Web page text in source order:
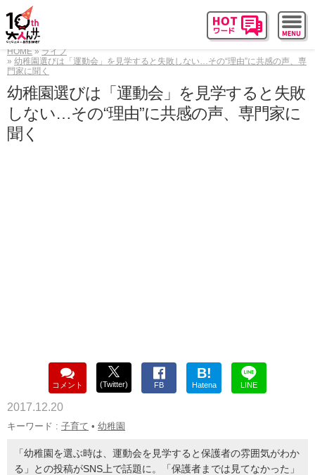
HOME
ライフ
幼稚園選びは「運動会」を見学すると失敗しない…その“理由”に共感の声、専
門家に聞く
幼稚園選びは「運動会」を見学すると失敗
しない…その“理由”に共感の声、専門家に
聞く
コメント (Twitter) FB
B!
Hatena LINE
2017.12.20
キーワード : 子育て • 幼稚園
「幼稚園を選ぶ時は、運動会を見学すると保護者の雰囲気がわか
る」との投稿がSNS上で話題に。「保護者までは見てなかった」